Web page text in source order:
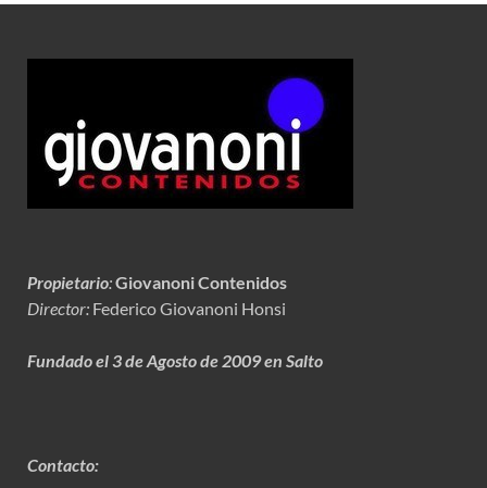
Propietario:Giovanoni Contenidos
Director: Federico Giovanoni Honsi
Fundado el 3 de Agosto de 2009 en Salto
Contacto: